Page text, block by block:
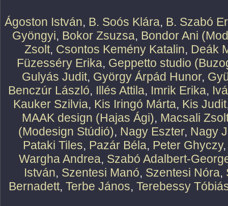
Ágoston István, B. Soós Klára, B. Szabó
Gyöngyi, Bokor Zsuzsa, Bondor Ani
Zsolt, Csontos Kemény Katalin, Deák
Füzesséry Erika, Geppetto studio
Gulyás Judit, György Árpád Hunor,
Benczúr László, Illés Attila, Imrik Erika,
Kauker Szilvia, Kis Iringó Márta, Kis Judit
MAAK design (Hajas Ági), Macsali
(Modesign Stúdió), Nagy Eszter, Nagy
Pataki Tiles, Pazár Béla, Peter Ghyczy
Wargha Andrea, Szabó Adalbert-
István, Szentesi Manó, Szentesi Nóra,
Bernadett, Terbe János, Terebessy